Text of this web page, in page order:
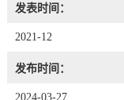
发表时间：
2021-12
发布时间：
2024-03-27